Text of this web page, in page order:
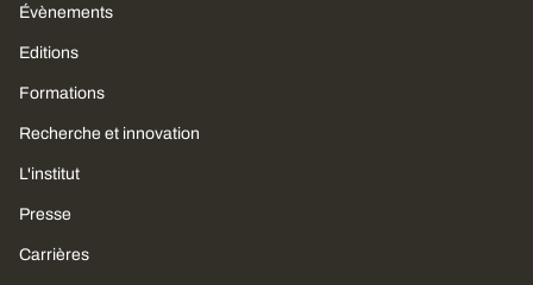
Évènements
Editions
Formations
Recherche et innovation
L'institut
Presse
Carrières